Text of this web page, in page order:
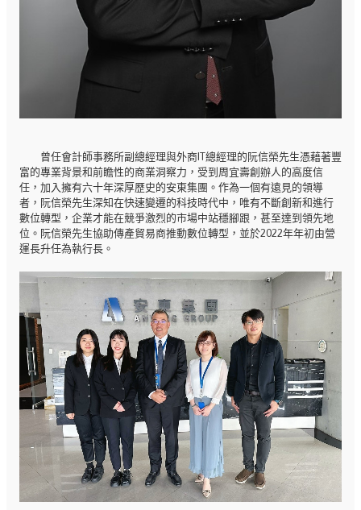
曾任會計師事務所副總經理與外商IT總經理的阮信榮先生憑藉著豐
富的專業背景和前瞻性的商業洞察力，受到周宜壽創辦人的高度信
任，加入擁有六十年深厚歷史的安東集團。作為一個有遠見的領導
者，阮信榮先生深知在快速變遷的科技時代中，唯有不斷創新和進行
數位轉型，企業才能在競爭激烈的市場中站穩腳跟，甚至達到領先地
位。阮信榮先生協助傳產貿易商推動數位轉型，並於2022年年初由營
運長升任為執行長。